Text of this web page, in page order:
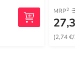
MRP2
(2,74